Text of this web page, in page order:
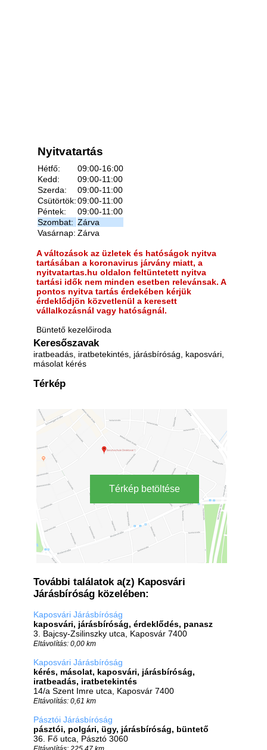
Nyitvatartás
Hétfő:
09:00-16:00
Kedd:
09:00-11:00
Szerda:
09:00-11:00
Csütörtök:09:00-11:00
Péntek:
09:00-11:00
Szombat: Zárva
Vasárnap: Zárva
A változások az üzletek és hatóságok nyitva
tartásában a koronavirus járvány miatt, a
nyitvatartas.hu oldalon feltüntetett nyitva
tartási idők nem minden esetben relevánsak. A
pontos nyitva tartás érdekében kérjük
érdeklődjön közvetlenül a keresett
vállalkozásnál vagy hatóságnál.
Büntető kezelőiroda
Keresőszavak
iratbeadás, iratbetekintés, járásbíróság, kaposvári,
másolat kérés
Térkép
Térkép betöltése
További találatok a(z) Kaposvári
Járásbíróság közelében:
Kaposvári Járásbíróság
kaposvári, járásbíróság, érdeklődés, panasz
3. Bajcsy-Zsilinszky utca, Kaposvár 7400
Eltávolítás: 0,00 km
Kaposvári Járásbíróság
kérés, másolat, kaposvári, járásbíróság,
iratbeadás, iratbetekintés
14/a Szent Imre utca, Kaposvár 7400
Eltávolítás: 0,61 km
Pásztói Járásbíróság
pásztói, polgári, ügy, járásbíróság, büntető
36. Fő utca, Pásztó 3060